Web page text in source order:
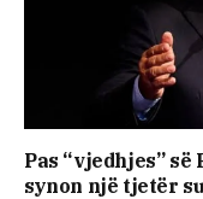
Pas “vjedhjes”
synon një tjetër